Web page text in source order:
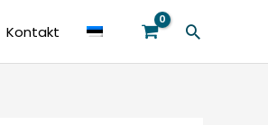
Kontakt Search